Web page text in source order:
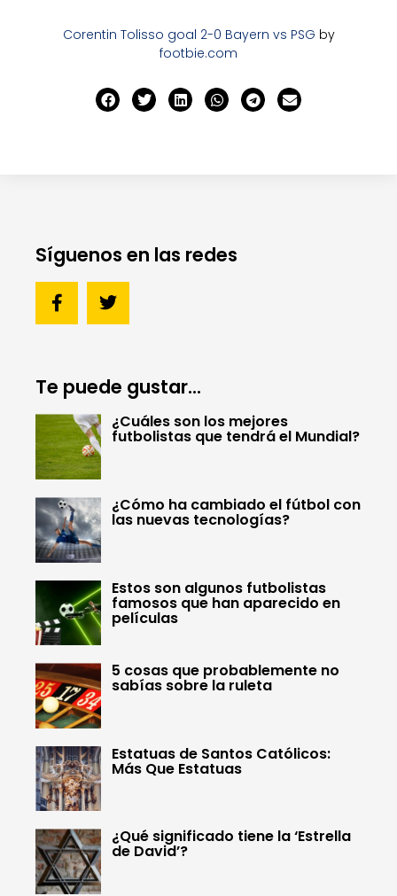
Corentin Tolisso goal 2-0 Bayern vs PSG by
footbie.com
Síguenos en las redes
Te puede gustar...
¿Cuáles son los mejores
futbolistas que tendrá el Mundial?
¿Cómo ha cambiado el fútbol con
las nuevas tecnologías?
Estos son algunos futbolistas
famosos que han aparecido en
películas
5 cosas que probablemente no
sabías sobre la ruleta
Estatuas de Santos Católicos:
Más Que Estatuas
¿Qué significado tiene la ‘Estrella
de David’?